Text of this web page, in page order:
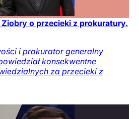
o przecieki z prokuratury.
i prokurator generalny
konsekwentne
za przecieki z